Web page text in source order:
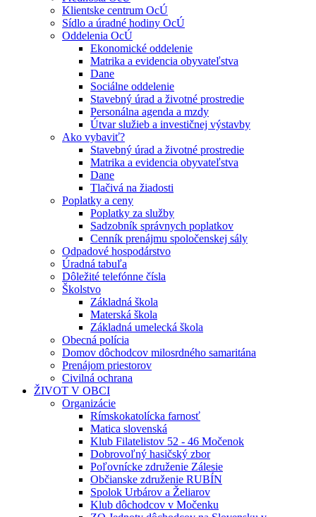
Klientske centrum OcÚ
Sídlo a úradné hodiny OcÚ
Oddelenia OcÚ
Ekonomické oddelenie
Matrika a evidencia obyvateľstva
Dane
Sociálne oddelenie
Stavebný úrad a životné prostredie
Personálna agenda a mzdy
Útvar služieb a investičnej výstavby
Ako vybaviť?
Stavebný úrad a životné prostredie
Matrika a evidencia obyvateľstva
Dane
Tlačivá na žiadosti
Poplatky a ceny
Poplatky za služby
Sadzobník správnych poplatkov
Cenník prenájmu spoločenskej sály
Odpadové hospodárstvo
Úradná tabuľa
Dôležité telefónne čísla
Školstvo
Základná škola
Materská škola
Základná umelecká škola
Obecná polícia
Domov dôchodcov milosrdného samaritána
Prenájom priestorov
Civilná ochrana
ŽIVOT V OBCI
Organizácie
Rímskokatolícka farnosť
Matica slovenská
Klub Filatelistov 52 - 46 Močenok
Dobrovoľný hasičský zbor
Poľovnícke združenie Zálesie
Občianske združenie RUBÍN
Spolok Urbárov a Želiarov
Klub dôchodcov v Močenku